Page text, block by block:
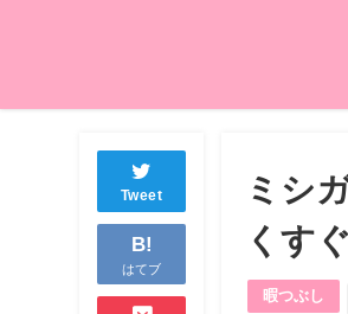
Tweet
B!
はてブ
ミシ
くす
暇つぶし